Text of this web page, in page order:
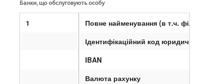
Банки, що обслуговують особу
Повне найменування (в т.ч. філії,
Ідентифікаційний код юридичної
IBAN
Валюта рахунку
1